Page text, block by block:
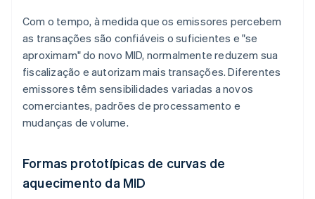
Com o tempo, à medida que os emissores percebem
as transações são confiáveis o suficientes e "se
aproximam" do novo MID, normalmente reduzem sua
fiscalização e autorizam mais transações. Diferentes
emissores têm sensibilidades variadas a novos
comerciantes, padrões de processamento e
mudanças de volume.
Formas prototípicas de curvas de
aquecimento da MID